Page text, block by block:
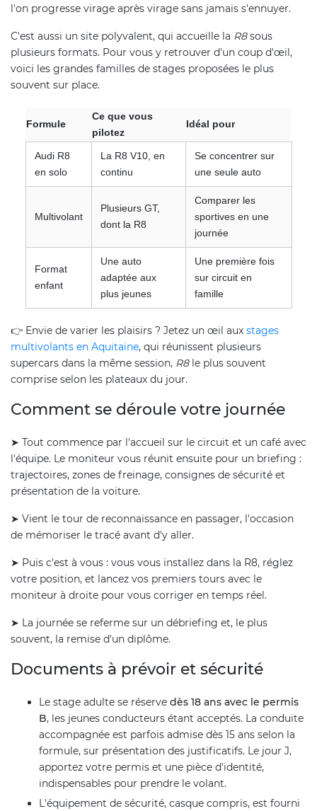
l'on progresse virage après virage sans jamais s'ennuyer.
C'est aussi un site polyvalent, qui accueille la R8sous
plusieurs formats. Pour vous y retrouver d'un coup d'œil,
voici les grandes familles de stages proposées le plus
souvent sur place.
Formule
Ce que vous
pilotez
Idéal pour
Audi R8
en solo
La R8 V10, en
continu
Se concentrer sur
une seule auto
Multivolant
Plusieurs GT,
dont la R8
Comparer les
sportives en une
journée
Format
enfant
Une auto
adaptée aux
plus jeunes
Une première fois
sur circuit en
famille
👉 Envie de varier les plaisirs ? Jetez un œil aux stages
multivolants en Aquitaine, qui réunissent plusieurs
supercars dans la même session, R8le plus souvent
comprise selon les plateaux du jour.
Comment se déroule votre journée
➤ Tout commence par l'accueil sur le circuit et un café avec
l'équipe. Le moniteur vous réunit ensuite pour un briefing :
trajectoires, zones de freinage, consignes de sécurité et
présentation de la voiture.
➤ Vient le tour de reconnaissance en passager, l'occasion
de mémoriser le tracé avant d'y aller.
➤ Puis c'est à vous : vous vous installez dans la R8, réglez
votre position, et lancez vos premiers tours avec le
moniteur à droite pour vous corriger en temps réel.
➤ La journée se referme sur un débriefing et, le plus
souvent, la remise d'un diplôme.
Documents à prévoir et sécurité
Le stage adulte se réserve dès 18 ans avec le permis
B, les jeunes conducteurs étant acceptés. La conduite
accompagnée est parfois admise dès 15 ans selon la
formule, sur présentation des justificatifs. Le jour J,
apportez votre permis et une pièce d'identité,
indispensables pour prendre le volant.
L'équipement de sécurité, casque compris, est fourni